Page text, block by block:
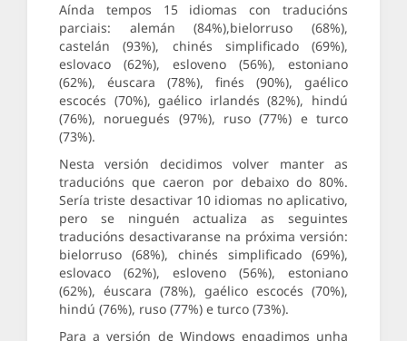
Aínda tempos 15 idiomas con traducións
parciais: alemán (84%),bielorruso (68%),
castelán (93%), chinés simplificado (69%),
eslovaco (62%), esloveno (56%), estoniano
(62%), éuscara (78%), finés (90%), gaélico
escocés (70%), gaélico irlandés (82%), hindú
(76%), noruegués (97%), ruso (77%) e turco
(73%).
Nesta versión decidimos volver manter as
traducións que caeron por debaixo do 80%.
Sería triste desactivar 10 idiomas no aplicativo,
pero se ninguén actualiza as seguintes
traducións desactivaranse na próxima versión:
bielorruso (68%), chinés simplificado (69%),
eslovaco (62%), esloveno (56%), estoniano
(62%), éuscara (78%), gaélico escocés (70%),
hindú (76%), ruso (77%) e turco (73%).
Para a versión de Windows engadimos unha